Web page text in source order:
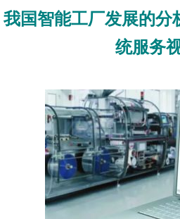
我国智能工厂发展的分
统服务